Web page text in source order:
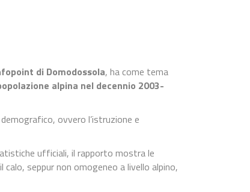
di Domodossola, ha come tema
alpina nel decennio 2003-
ovvero l’istruzione e
ufficiali, il rapporto mostra le
calo, seppur non omogeneo a livello alpino,